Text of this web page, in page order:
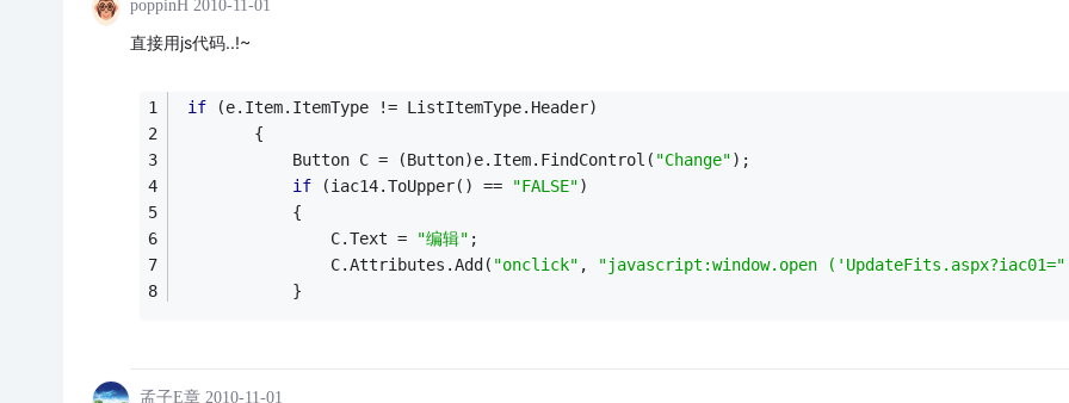
poppinH 2010-11-01
直接用js代码..!~
if (e.Item.ItemType != ListItemType.Header)
        {
            Button C = (Button)e.Item.FindControl(
"Change");
if (iac14.ToUpper() == "FALSE")
            {
                C.Text =
"编辑" ;
                C.Attributes.Add(
"onclick" , "javascript:window.open ('UpdateFits.aspx?iac01="
            }
孟子E章 2010-11-01